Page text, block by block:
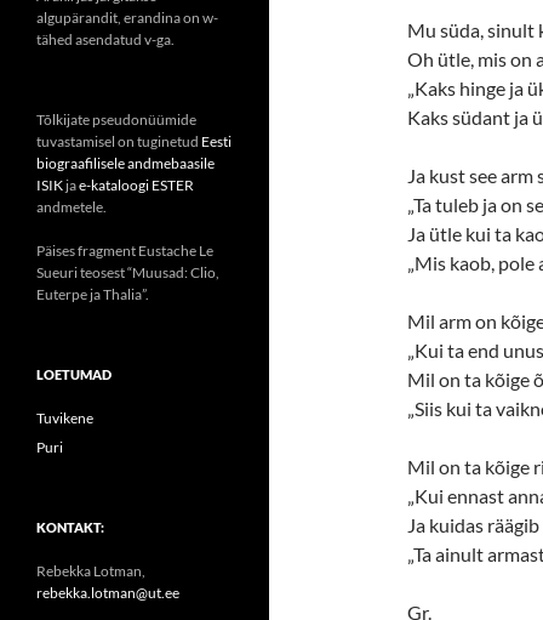
Mu süda, sinult
Oh ütle, mis on
„Kaks hinge ja
Kaks südant ja
Ja kust see arm
„Ta tuleb ja on
Ja ütle kui ta
„Mis kaob, pole
Mil arm on
„Kui ta end
Mil on ta kõige
„Siis kui ta
Mil on ta kõige
„Kui ennast
Ja kuidas
„Ta ainult
Gr.
algupärandit, erandina on w-
tähed asendatud v-ga.
Tõlkijate pseudonüümide
tuvastamisel on tuginetud Eesti
biograafilisele andmebaasile
ISIK jae-kataloogi ESTER
andmetele.
Päises fragment Eustache Le
Sueuri teosest “Muusad: Clio,
Euterpe ja Thalia”.
LOETUMAD
Tuvikene
Puri
KONTAKT:
Rebekka Lotman,
rebekka.lotman@ut.ee